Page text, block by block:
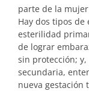
parte de la
Hay dos tipos
esterilidad
de lograr
sin protección;
secundaria,
nueva gestación